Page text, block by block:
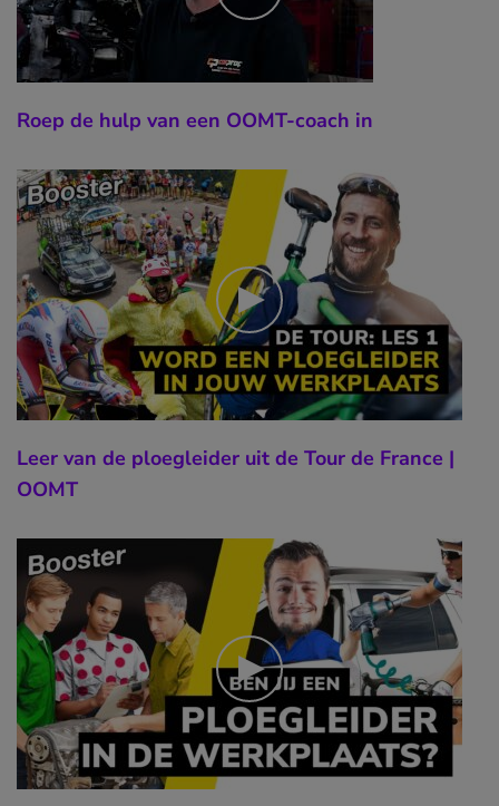
Roep de hulp van een OOMT-coach in
Leer van de ploegleider uit de Tour de France |
OOMT